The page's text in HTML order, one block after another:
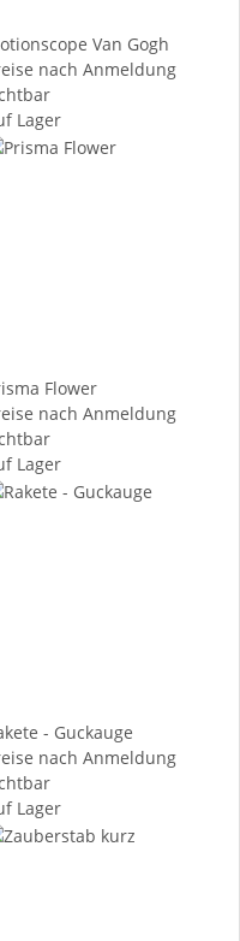
Van Gogh
nach Anmeldung
Lager
Flower
nach Anmeldung
Lager
- Guckauge
nach Anmeldung
Lager